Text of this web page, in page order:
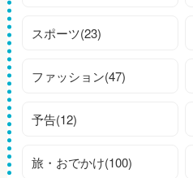
スポーツ(23)
ファッション(47)
予告(12)
旅・おでかけ(100)